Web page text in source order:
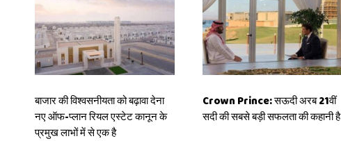
बाजार की विश्वसनीयता को बढ़ावा देना
नए ऑफ-प्लान रियल एस्टेट कानून के
प्रमुख लाभों में से एक है
Crown Prince: सऊदी अरब 21वीं
सदी की सबसे बड़ी सफलता की कहानी है